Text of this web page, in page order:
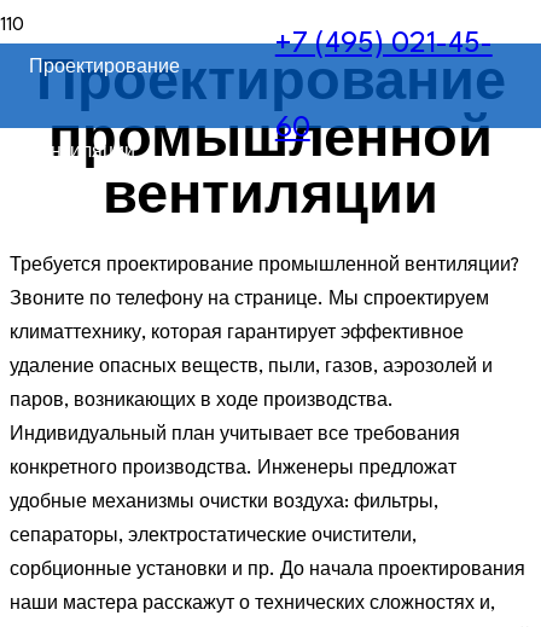
Проектирование
вентиляции
+7 (495) 021-45-
60
Проектирование
промышленной
вентиляции
Требуется проектирование промышленной вентиляции?
Звоните по телефону на странице. Мы спроектируем
климаттехнику, которая гарантирует эффективное
удаление опасных веществ, пыли, газов, аэрозолей и
паров, возникающих в ходе производства.
Индивидуальный план учитывает все требования
конкретного производства. Инженеры предложат
удобные механизмы очистки воздуха: фильтры,
сепараторы, электростатические очистители,
сорбционные установки и пр. До начала проектирования
наши мастера расскажут о технических сложностях и,